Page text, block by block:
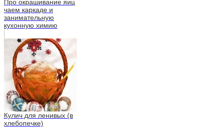
Про окрашивание яиц
чаем каркаде и
занимательную
кухонную химию
Кулич для ленивых (в
хлебопечке)